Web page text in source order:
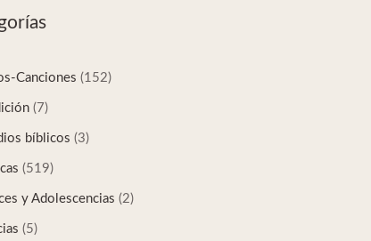
Canciones (152)
(7)
bíblicos (3)
(519)
y Adolescencias (2)
(5)